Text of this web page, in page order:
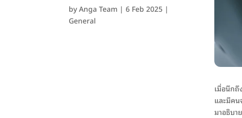
byAnga Team |6 Feb 2025 |
General
เมื่อนึกถึ
และมีคน
มาอธิบา